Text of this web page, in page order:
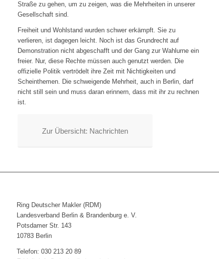
Straße zu gehen, um zu zeigen, was die Mehrheiten in unserer
Gesellschaft sind.
Freiheit und Wohlstand wurden schwer erkämpft. Sie zu
verlieren, ist dagegen leicht. Noch ist das Grundrecht auf
Demonstration nicht abgeschafft und der Gang zur Wahlurne ein
freier. Nur, diese Rechte müssen auch genutzt werden. Die
offizielle Politik vertrödelt ihre Zeit mit Nichtigkeiten und
Scheinthemen. Die schweigende Mehrheit, auch in Berlin, darf
nicht still sein und muss daran erinnern, dass mit ihr zu rechnen
ist.
Zur Übersicht: Nachrichten
Ring Deutscher Makler (RDM)
Landesverband Berlin & Brandenburg e. V.
Potsdamer Str. 143
10783 Berlin
Telefon: 030 213 20 89